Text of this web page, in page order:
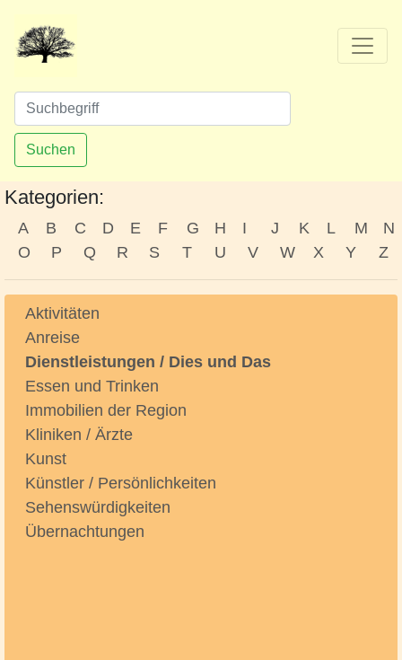
Suchen
Kategorien:
A B C D E F G H I J K L M
N
O
P Q R S T U V W X Y Z
Aktivitäten
Anreise
Dienstleistungen / Dies und Das
Essen und Trinken
Immobilien der Region
Kliniken / Ärzte
Kunst
Künstler / Persönlichkeiten
Sehenswürdigkeiten
Übernachtungen